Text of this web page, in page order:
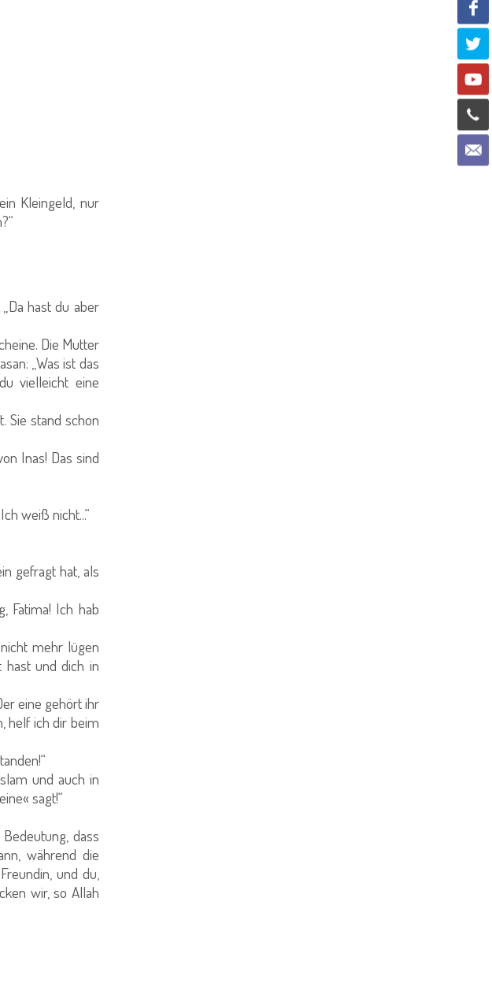
Kleingeld, nur
hast du aber
Die Mutter
„Was ist das
vielleicht eine
Sie stand schon
Inas! Das sind
weiß nicht...“
gefragt hat, als
Fatima! Ich hab
mehr lügen
hast und dich in
eine gehört ihr
helf ich dir beim
und auch in
sagt!“
dass
während die
und du,
wir, so Allah